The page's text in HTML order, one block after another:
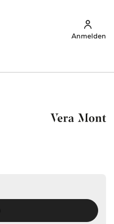
Anmelden